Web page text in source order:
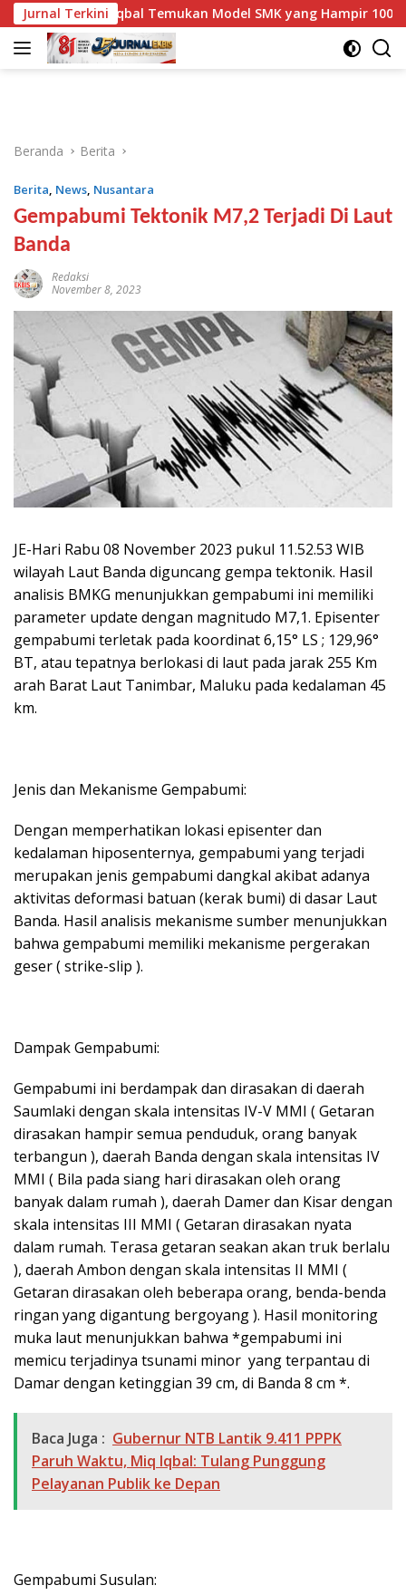
Langsung
ke
konten
Jurnal Terkini
Iqbal Temukan Model SMK yang Hampir 100 Persen
Beranda Berita
Berita, News, Nusantara
Gempabumi Tektonik M7,2 Terjadi Di Laut
Banda
Redaksi
November 8, 2023
JE-Hari Rabu 08 November 2023 pukul 11.52.53 WIB
wilayah Laut Banda diguncang gempa tektonik. Hasil
analisis BMKG menunjukkan gempabumi ini memiliki
parameter update dengan magnitudo M7,1. Episenter
gempabumi terletak pada koordinat 6,15° LS ; 129,96°
BT, atau tepatnya berlokasi di laut pada jarak 255 Km
arah Barat Laut Tanimbar, Maluku pada kedalaman 45
km.
Jenis dan Mekanisme Gempabumi:
Dengan memperhatikan lokasi episenter dan
kedalaman hiposenternya, gempabumi yang terjadi
merupakan jenis gempabumi dangkal akibat adanya
aktivitas deformasi batuan (kerak bumi) di dasar Laut
Banda. Hasil analisis mekanisme sumber menunjukkan
bahwa gempabumi memiliki mekanisme pergerakan
geser ( strike-slip ).
Dampak Gempabumi:
Gempabumi ini berdampak dan dirasakan di daerah
Saumlaki dengan skala intensitas IV-V MMI ( Getaran
dirasakan hampir semua penduduk, orang banyak
terbangun ), daerah Banda dengan skala intensitas IV
MMI ( Bila pada siang hari dirasakan oleh orang
banyak dalam rumah ), daerah Damer dan Kisar dengan
skala intensitas III MMI ( Getaran dirasakan nyata
dalam rumah. Terasa getaran seakan akan truk berlalu
), daerah Ambon dengan skala intensitas II MMI (
Getaran dirasakan oleh beberapa orang, benda-benda
ringan yang digantung bergoyang ). Hasil monitoring
muka laut menunjukkan bahwa *gempabumi ini
memicu terjadinya tsunami minor yang terpantau di
Damar dengan ketinggian 39 cm, di Banda 8 cm *.
Baca Juga : Gubernur NTB Lantik 9.411 PPPK
Paruh Waktu, Miq Iqbal: Tulang Punggung
Pelayanan Publik ke Depan
Gempabumi Susulan: